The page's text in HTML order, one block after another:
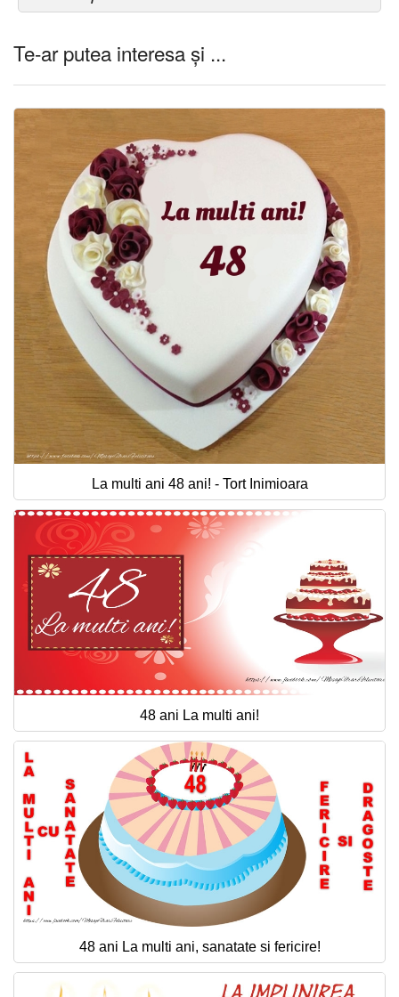
Te-ar putea interesa și ...
La multi ani 48 ani! - Tort Inimioara
48 ani La multi ani!
48 ani La multi ani, sanatate si fericire!